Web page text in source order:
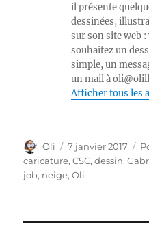
il présente
dessinées,
sur son site web
souhaitez un
simple, un
un mail à
Afficher tous les
Auteur
Oli
Publié
le
7 janvier 2017
caricature,CSC,dessin,
job, neige,Oli